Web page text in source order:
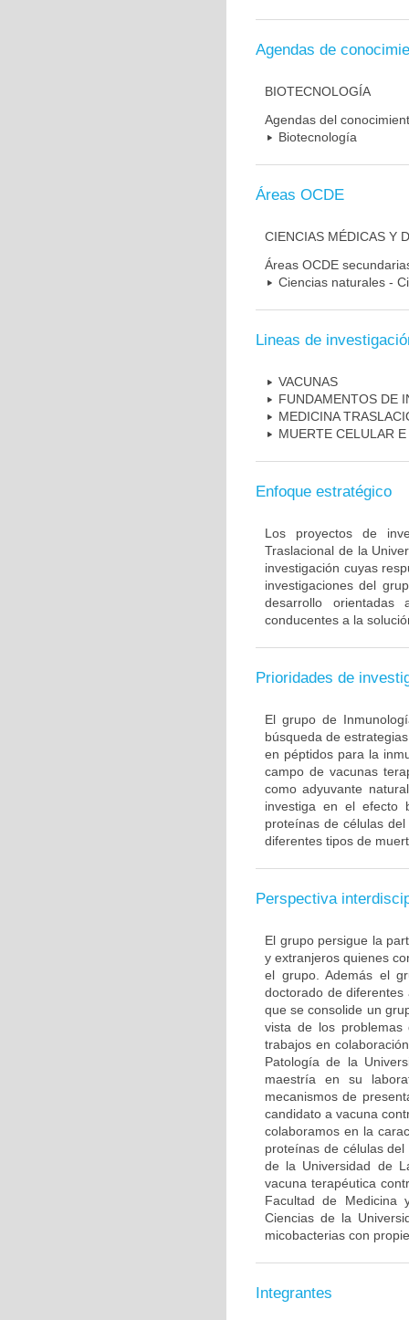
Agendas de
BIOTECNOLOGÍA
Agendas del
Biotecnología
Áreas OCDE
CIENCIAS MÉDICAS Y
Áreas OCDE
Ciencias naturales -
Lineas de
VACUNAS
FUNDAMENTOS DE
MEDICINA
MUERTE CELULAR
Enfoque estratégico
Los proyectos de
Traslacional de la
investigación cuyas
investigaciones del
desarrollo
conducentes a la
Prioridades de
El grupo de
búsqueda de
en péptidos para la
campo de vacunas
como adyuvante
investiga en el efecto
proteínas de células
diferentes tipos de
Perspectiva
El grupo persigue la
y extranjeros quienes
el grupo. Además el
doctorado de
que se consolide un
vista de los problemas
trabajos en
Patología de la
maestría en su
mecanismos de
candidato a vacuna
colaboramos en la
proteínas de células
de la Universidad de
vacuna terapéutica
Facultad de Medicina
Ciencias de la
micobacterias con
Integrantes